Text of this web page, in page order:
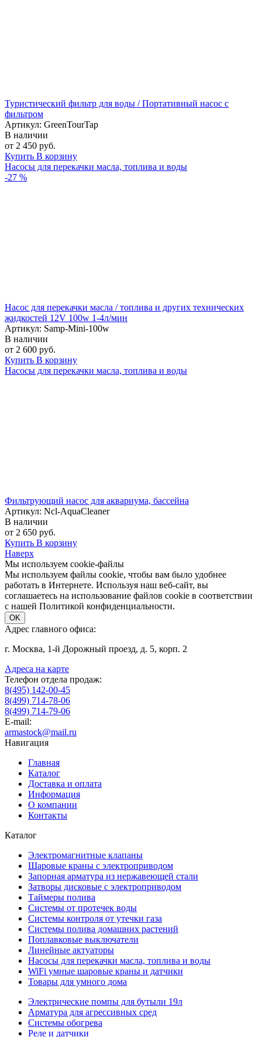
Туристический фильтр для воды / Портативный насос с
фильтром
Артикул: GreenTourTap
В наличии
от 2 450 руб.
Купить В корзину
Насосы для перекачки масла, топлива и воды
-27 %
Насос для перекачки масла / топлива и других технических
жидкостей 12V 100w 1-4л/мин
Артикул: Samp-Mini-100w
В наличии
от 2 600 руб.
Купить В корзину
Насосы для перекачки масла, топлива и воды
Фильтрующий насос для аквариума, бассейна
Артикул: Ncl-AquaCleaner
В наличии
от 2 650 руб.
Купить В корзину
Наверх
Мы используем cookie-файлы
Мы используем файлы cookie, чтобы вам было удобнее
работать в Интернете. Используя наш веб-сайт, вы
соглашаетесь на использование файлов cookie в соответствии
с нашей Политикой конфиденциальности.
OK
Адрес главного офиса:
г. Москва, 1-й Дорожный проезд, д. 5, корп. 2
Адреса на карте
Телефон отдела продаж:
8(495) 142-00-45
8(499) 714-78-06
8(499) 714-79-06
E-mail:
armastock@mail.ru
Навигация
Главная
Каталог
Доставка и оплата
Информация
О компании
Контакты
Каталог
Электромагнитные клапаны
Шаровые краны с электроприводом
Запорная арматура из нержавеющей стали
Затворы дисковые с электроприводом
Таймеры полива
Системы от протечек воды
Системы контроля от утечки газа
Системы полива домашних растений
Поплавковые выключатели
Линейные актуаторы
Насосы для перекачки масла, топлива и воды
WiFi умные шаровые краны и датчики
Товары для умного дома
Электрические помпы для бутыли 19л
Арматура для агрессивных сред
Системы обогрева
Реле и датчики